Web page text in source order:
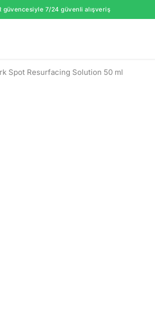
güvencesiyle 7/24 güvenli alışveriş
Spot Resurfacing Solution 50 ml